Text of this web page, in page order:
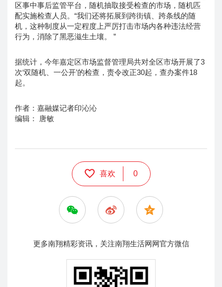
区事中事后监管平台，随机抽取接受检查的市场，随机匹
配实施检查人员。“我们还将拓展到跨街镇、跨条线的随
机，这种制度从一定程度上严厉打击市场内各种违法经营
行为，消除了黑恶滋生土壤。 ”
据统计，今年嘉定区市场监督管理局共对全区市场开展了3
次‘双随机、一公开’的检查，责令改正30起，查办案件18
起。
作者：嘉融媒记者印沁沁
编辑： 唐敏
喜欢 0
更多南翔精彩资讯，关注南翔生活网网官方微信